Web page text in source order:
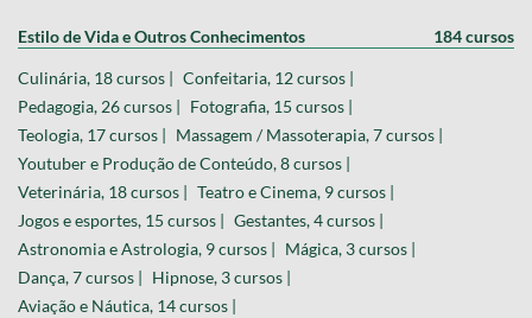
Estilo de Vida e Outros Conhecimentos 184 cursos
Culinária, 18 cursos | Confeitaria, 12 cursos |
Pedagogia, 26 cursos | Fotografia, 15 cursos |
Teologia, 17 cursos | Massagem / Massoterapia, 7 cursos |
Youtuber e Produção de Conteúdo, 8 cursos |
Veterinária, 18 cursos | Teatro e Cinema, 9 cursos |
Jogos e esportes, 15 cursos | Gestantes, 4 cursos |
Astronomia e Astrologia, 9 cursos | Mágica, 3 cursos |
Dança, 7 cursos | Hipnose, 3 cursos |
Aviação e Náutica, 14 cursos |